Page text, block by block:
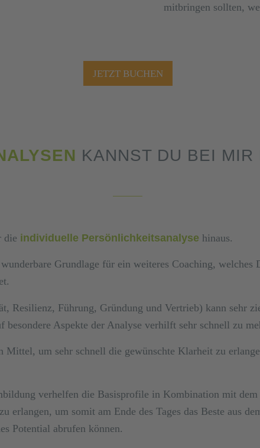
mitbringen sollten,
JETZT BUCHEN
KANNST DU BEI MIR
die individuelle Persönlichkeitsanalyse hinaus.
Grundlage für ein weiteres Coaching,
Resilienz, Führung, Gründung und Vertrieb) kann sehr
Aspekte der Analyse verhilft sehr schnell zu
um sehr schnell die gewünschte Klarheit zu
verhelfen die Basisprofile in Kombination mit
erlangen, um somit am Ende des Tages das Beste aus
Potential abrufen können.